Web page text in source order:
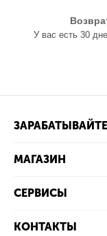
У вас есть 30
МАГАЗИН
СЕРВИСЫ
КОНТАКТЫ